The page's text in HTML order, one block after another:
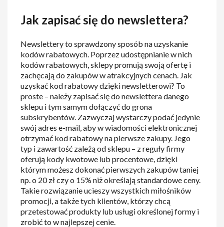
Jak zapisać się do newslettera?
Newslettery to sprawdzony sposób na uzyskanie
kodów rabatowych. Poprzez udostępnianie w nich
kodów rabatowych, sklepy promują swoją ofertę i
zachęcają do zakupów w atrakcyjnych cenach. Jak
uzyskać kod rabatowy dzięki newsletterowi? To
proste – należy zapisać się do newslettera danego
sklepu i tym samym dołączyć do grona
subskrybentów. Zazwyczaj wystarczy podać jedynie
swój adres e-mail, aby w wiadomości elektronicznej
otrzymać kod rabatowy na pierwsze zakupy. Jego
typ i zawartość zależą od sklepu – z reguły firmy
oferują kody kwotowe lub procentowe, dzięki
którym możesz dokonać pierwszych zakupów taniej
np. o 20 zł czy o 15% niż określają standardowe ceny.
Takie rozwiązanie ucieszy wszystkich miłośników
promocji, a także tych klientów, którzy chcą
przetestować produkty lub usługi określonej formy i
zrobić to w najlepszej cenie.